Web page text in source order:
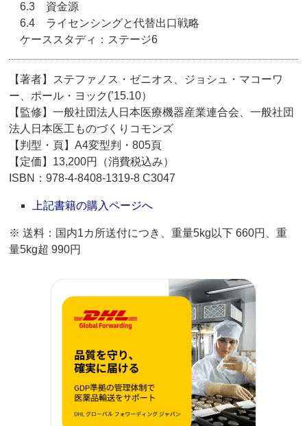
6.3 資金源
6.4 ライセンシングと代替出口戦略
ケーススタディ：ステージ6
【著者】ステファノス・ゼニオス、ジョシュ・マコーワ
ー、ポール・ヨック(’15.10）
【監修】一般社団法人日本医療機器産業連合会、一般社団
法人日本医工ものづくりコモンズ
【判型・頁】A4変型判・805頁
【定価】13,200円（消費税込み）
ISBN：978-4-8408-1319-8 C3047
上記書籍の購入ページへ
※ 送料：国内1カ所送付につき、重量5kg以下 660円、重
量5kg超 990円